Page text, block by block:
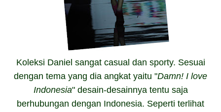
Koleksi Daniel sangat casual dan sporty. Sesuai
dengan tema yang dia angkat yaitu "Damn! I love
Indonesia" desain-desainnya tentu saja
berhubungan dengan Indonesia. Seperti terlihat